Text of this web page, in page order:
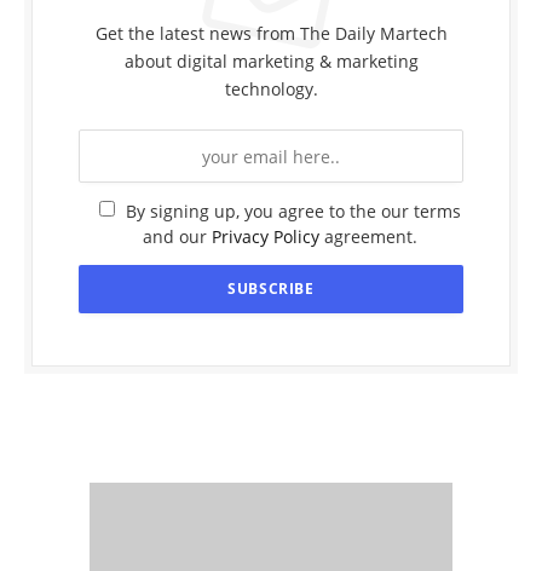
Get the latest news from The Daily Martech
about digital marketing & marketing
technology.
By signing up, you agree to the our terms
and our Privacy Policyagreement.